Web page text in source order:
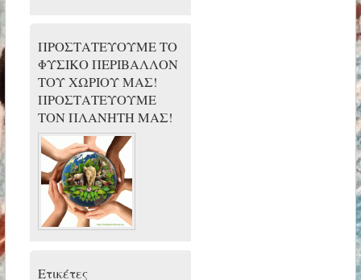
ΠΡΟΣΤΑΤΕΥΟΥΜΕ ΤΟ
ΦΥΣΙΚΟ ΠΕΡΙΒΑΛΛΟΝ
ΤΟΥ ΧΩΡΙΟΥ ΜΑΣ!
ΠΡΟΣΤΑΤΕΥΟΥΜΕ
ΤΟΝ ΠΛΑΝΗΤΗ ΜΑΣ!
Ετικέτες